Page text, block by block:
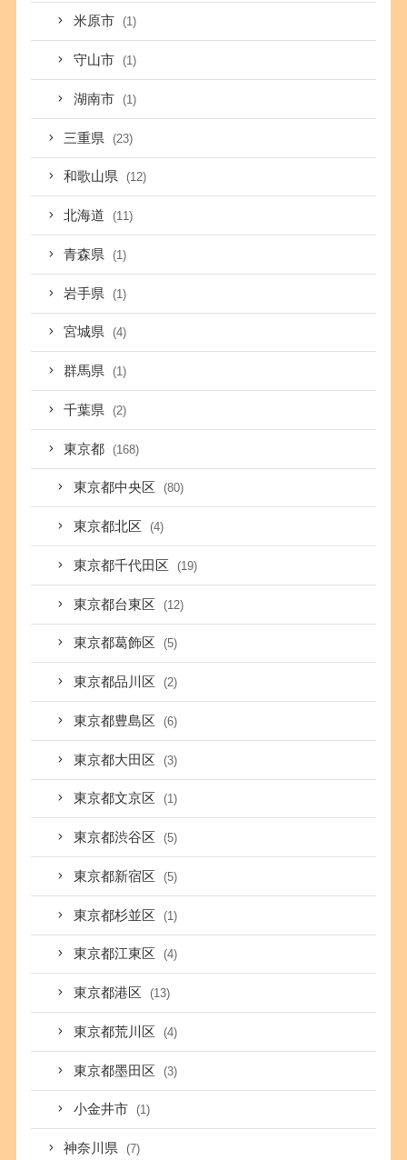
米原市 (1)
守山市 (1)
湖南市 (1)
三重県 (23)
和歌山県 (12)
北海道 (11)
青森県 (1)
岩手県 (1)
宮城県 (4)
群馬県 (1)
千葉県 (2)
東京都 (168)
東京都中央区 (80)
東京都北区 (4)
東京都千代田区 (19)
東京都台東区 (12)
東京都葛飾区 (5)
東京都品川区 (2)
東京都豊島区 (6)
東京都大田区 (3)
東京都文京区 (1)
東京都渋谷区 (5)
東京都新宿区 (5)
東京都杉並区 (1)
東京都江東区 (4)
東京都港区 (13)
東京都荒川区 (4)
東京都墨田区 (3)
小金井市 (1)
神奈川県 (7)